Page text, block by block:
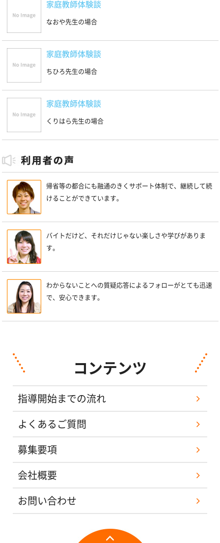
家庭教師体験談
なおや先生の場合
家庭教師体験談
ちひろ先生の場合
家庭教師体験談
くりはら先生の場合
帰省等の都合にも融通のきくサポート体制で、継続して続
けることができています。
バイトだけど、それだけじゃない楽しさや学びがありま
す。
わからないことへの質疑応答によるフォローがとても迅速
で、安心できます。
コンテンツ
指導開始までの流れ
よくあるご質問
募集要項
会社概要
お問い合わせ